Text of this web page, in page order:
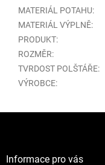
MATERIÁL POTAHU:
MATERIÁL VÝPLNĚ:
PRODUKT:
ROZMĚR:
TVRDOST POLŠTÁŘE:
VÝROBCE:
Informace pro vás